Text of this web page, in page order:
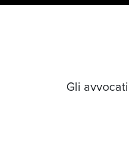
Gli